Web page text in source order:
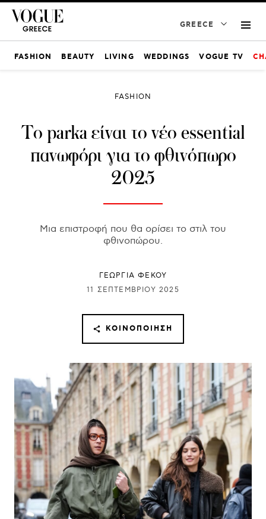
GREECE
FASHION BEAUTY LIVING WEDDINGS VOGUE TV
FASHION
Το parka είναι το νέο essential
πανωφόρι για το φθινόπωρο
2025
Μια επιστροφή που θα ορίσει το στιλ του
φθινοπώρου.
ΓΕΩΡΓΙΑ ΦΕΚΟΥ
11 ΣΕΠΤΕΜΒΡΊΟΥ 2025
ΚΟΙΝΟΠΟΊΗΣΗ